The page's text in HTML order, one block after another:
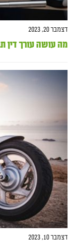
דצמבר 20, 2023
מה עושה עורך דין
דצמבר 10, 2023